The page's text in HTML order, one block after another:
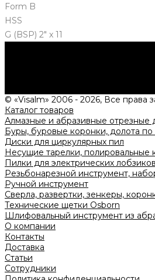
Form B
HSS
G (BSP) 2" x 11
© «Visalm» 2006 - 2026, Все права
Каталог товаров
Алмазные и абразивные отрезные
Буры, буровые коронки, долота по
Диски для циркулярных пил
Несущие тарелки, полировальные
Пилки для электрических
Резьбонарезной инструмент,
Ручной инструмент
Сверла, развертки, зенкеры,
Технические щетки Osborn
Шлифовальный инструмент из
О компании
Контакты
Доставка
Статьи
Сотрудники